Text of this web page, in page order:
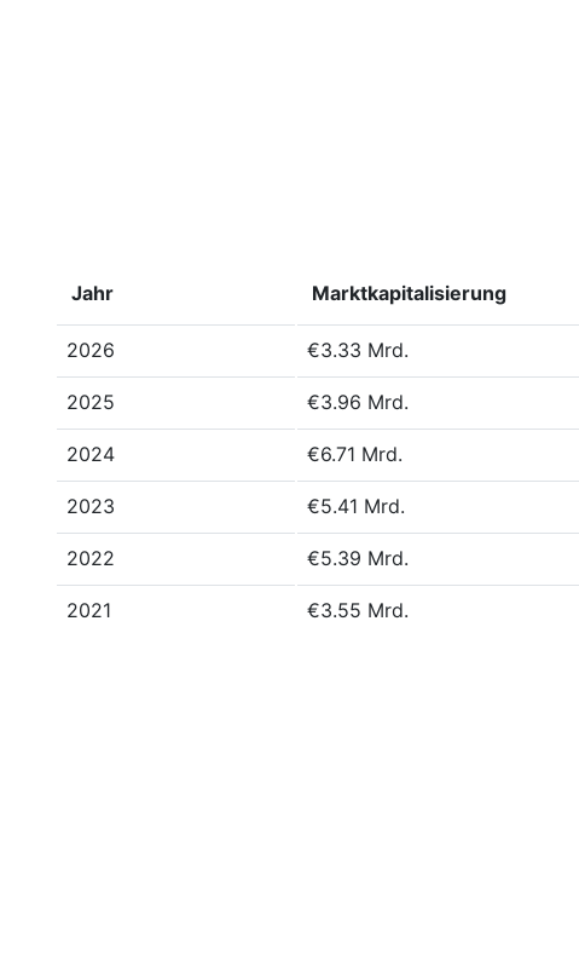
Jahr Marktkapitalisierung
2026 €3.33 Mrd.
2025 €3.96 Mrd.
2024 €6.71 Mrd.
2023 €5.41 Mrd.
2022 €5.39 Mrd.
2021 €3.55 Mrd.